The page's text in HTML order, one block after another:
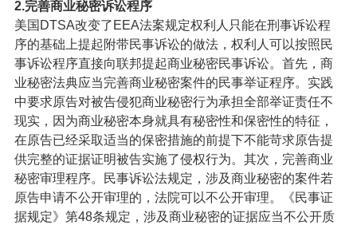
2.完善商业秘密诉讼程序
美国DTSA改变了EEA法案规定权利人只能在刑事诉讼程
序的基础上提起附带民事诉讼的做法，权利人可以按照民
事诉讼程序直接向联邦提起商业秘密民事诉讼。首先，商
业秘密法典应当完善商业秘密案件的民事举证程序。实践
中要求原告对被告侵犯商业秘密行为承担全部举证责任不
现实，因为商业秘密本身就具有秘密性和保密性的特征，
在原告已经采取适当的保密措施的前提下不能苛求原告提
供完整的证据证明被告实施了侵权行为。其次，完善商业
秘密审理程序。民事诉讼法规定，涉及商业秘密的案件若
原告申请不公开审理的，法院可以不公开审理。《民事证
据规定》第48条规定，涉及商业秘密的证据应当不公开质